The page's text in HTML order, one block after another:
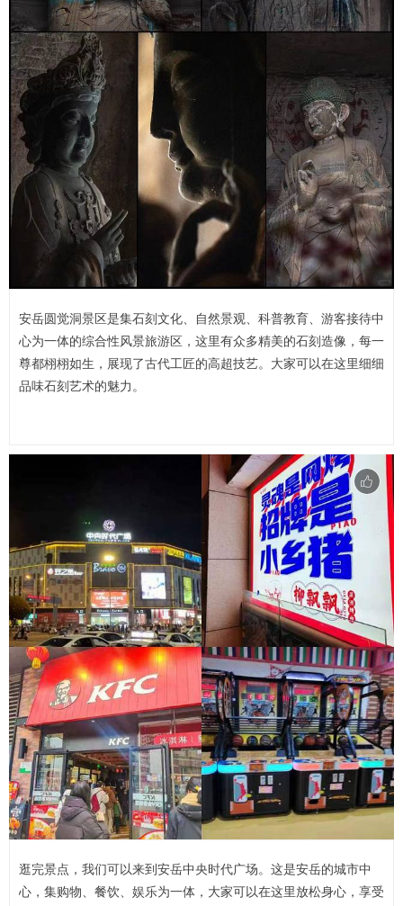
安岳圆觉洞景区是集石刻文化、自然景观、科普教育、游客接待中
心为一体的综合性风景旅游区，这里有众多精美的石刻造像，每一
尊都栩栩如生，展现了古代工匠的高超技艺。大家可以在这里细细
品味石刻艺术的魅力。
逛完景点，我们可以来到安岳中央时代广场。这是安岳的城市中
心，集购物、餐饮、娱乐为一体，大家可以在这里放松身心，享受